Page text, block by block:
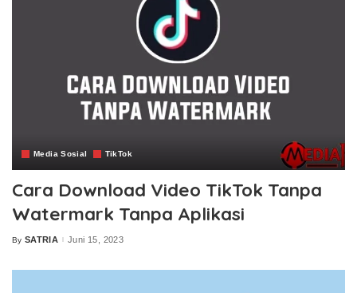
Media Sosial TikTok
Cara Download Video TikTok Tanpa
Watermark Tanpa Aplikasi
Posted
By SATRIA Juni 15, 2023